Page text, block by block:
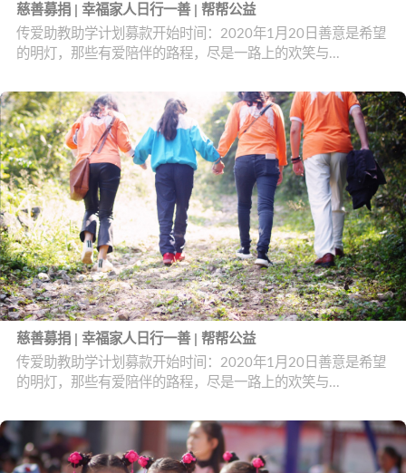
慈善募捐 | 幸福家人日行一善 | 帮帮公益
传爱助教助学计划募款开始时间：2020年1月20日善意是希望
的明灯，那些有爱陪伴的路程，尽是一路上的欢笑与...
慈善募捐 | 幸福家人日行一善 | 帮帮公益
传爱助教助学计划募款开始时间：2020年1月20日善意是希望
的明灯，那些有爱陪伴的路程，尽是一路上的欢笑与...